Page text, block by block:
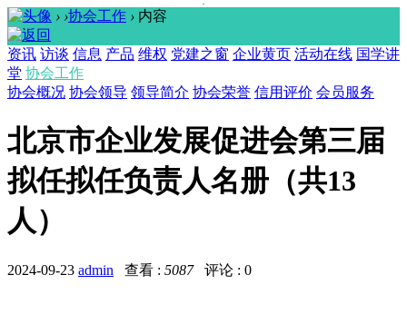
› ›协会工作 › 内容
资讯 访谈 信息 产品 维权 党建之窗 企业黄页 活动在线 国学讲
堂 协会工作
协会概况 协会领导 领导简介 协会荣誉 信用评价 会员服务
北京市企业发展促进会第三届
拟任拟任负责人名册（共13
人）
2024-09-23 admin 查看 : 5087评论 : 0